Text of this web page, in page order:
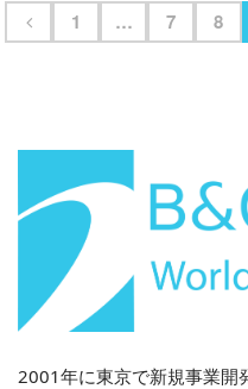
1 … 7 8
2001年に東京で新規事業開